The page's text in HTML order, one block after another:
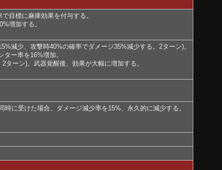
目標に麻痺効果を付与する。
増加する。
減少、攻撃時40%の確率でダメージ35%減少する。2ターン)。
ー率を16%増加。
ーン)。武器覚醒後、効果が大幅に増加する。
時に受けた場合、ダメージ減少率を15%、永久的に減少する。